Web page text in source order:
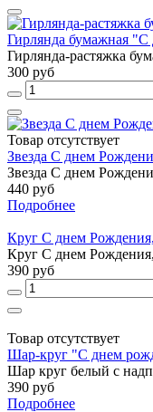
Гирлянда бумажная "С
Гирлянда-растяжка
300 руб
Товар отсутствует
Звезда С днем
Звезда С днем
440 руб
Подробнее
Круг С днем
Круг С днем
390 руб
Товар отсутствует
Шар-круг "С днем
Шар круг белый с
390 руб
Подробнее